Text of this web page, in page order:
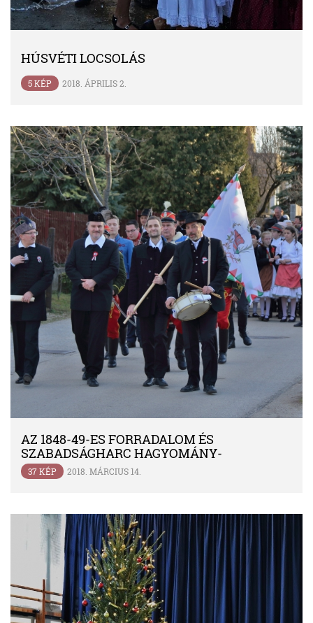
HÚSVÉTI LOCSOLÁS
5 KÉP 2018. ÁPRILIS 2.
AZ 1848-49-ES FORRADALOM ÉS
SZABADSÁGHARC HAGYOMÁNY-
FELELEVENÍTŐ, TÖRTÉNELMI
MEGEMLÉKEZÉS
37 KÉP 2018. MÁRCIUS 14.